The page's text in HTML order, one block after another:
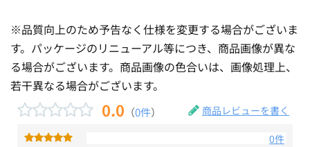
※品質向上のため予告なく仕様を変更する場合がございま
す。パッケージのリニューアル等につき、商品画像が異な
る場合がございます。商品画像の色合いは、画像処理上、
若干異なる場合がございます。
0.0 （0件） 商品レビューを書く
0件